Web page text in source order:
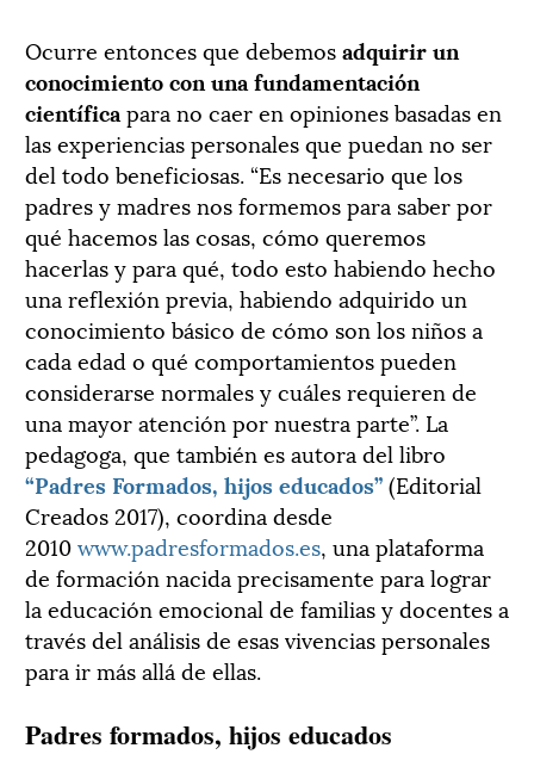
Ocurre entonces que debemosadquirir un
conocimiento con una fundamentación
científica para no caer en opiniones basadas en
las experiencias personales que puedan no ser
del todo beneficiosas. “Es necesario que los
padres y madres nos formemos para saber por
qué hacemos las cosas, cómo queremos
hacerlas y para qué, todo esto habiendo hecho
una reflexión previa, habiendo adquirido un
conocimiento básico de cómo son los niños a
cada edad o qué comportamientos pueden
considerarse normales y cuáles requieren de
una mayor atención por nuestra parte”. La
pedagoga, que también es autora del libro
“Padres Formados, hijos educados”(Editorial
Creados 2017), coordina desde
2010www.padresformados.es, una plataforma
de formación nacida precisamente para lograr
la educación emocional de familias y docentes a
través del análisis de esas vivencias personales
para ir más allá de ellas.
Padres formados, hijos educados